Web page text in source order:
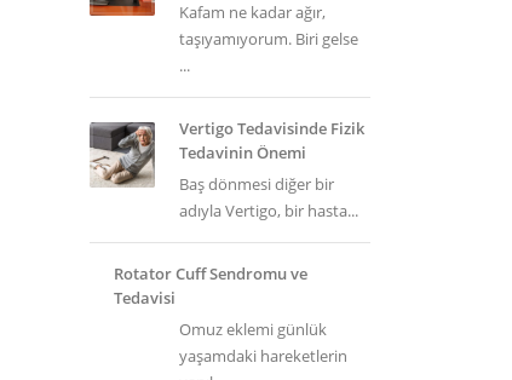
Kafam ne kadar ağır,
taşıyamıyorum. Biri gelse
...
Vertigo Tedavisinde Fizik
Tedavinin Önemi
Baş dönmesi diğer bir
adıyla Vertigo, bir hasta...
Rotator Cuff Sendromu ve
Tedavisi
Omuz eklemi günlük
yaşamdaki hareketlerin